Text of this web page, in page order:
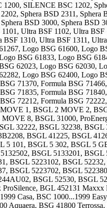
SILENCE BSC 1202,
Sphera BSD 2311,
BSD 3000, Sphera
Ultra BSF 1102, Ultra
1310, Ultra BSF 1311,
Logo BSG 61600, Logo
BSG 61833, Logo BSG
62023, Logo BSG 62030,
Logo BSG 62400, Logo
71370, Formula BSG
71835, Formula BSG
72212, Formula BSG
MOVE 1, BSGL 2 MOVE 2,
8, BSGL 31000,
32222, BSGL 32238,
BSGL 41225, BSGL
5 101, BSGL 5 302, BSGL 5
BSGL 5133201,
BSGL 5223102, BSGL
BSGL 5223702, BSGL
BSGL 52530, BSGL
BGL 452131
Casa, BSC 1000...1999
Aquaera, BSG 41800